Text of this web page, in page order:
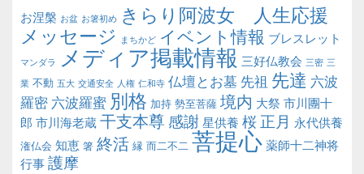
お涅槃 お盆 お箸初め きらり阿波女 人生応援
メッセージ まちかど イベント情報 ブレスレット
マンダラ メディア掲載情報 三好仏教会 三密 三
業 不動 五大 交通安全 人権 仁和寺 仏壇とお墓 先祖 先達 六波
羅密 六波羅蜜 別格 加持 勢至菩薩 境内 大祭 市川團十
郎 市川海老蔵干支本尊 感謝星供養 桜 正月 永代供養
潅仏会 知恵 箸 終活 縁 而二不二 菩提心薬師十二神将
行事護摩